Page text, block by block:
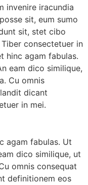
invenire iracundia
sit, eum sumo
sit, stet cibo
consectetuer in
hinc agam fabulas.
eam dico similique,
Cu omnis
dicant
in mei.
agam fabulas. Ut
dico similique, ut
omnis consequat
definitionem eos